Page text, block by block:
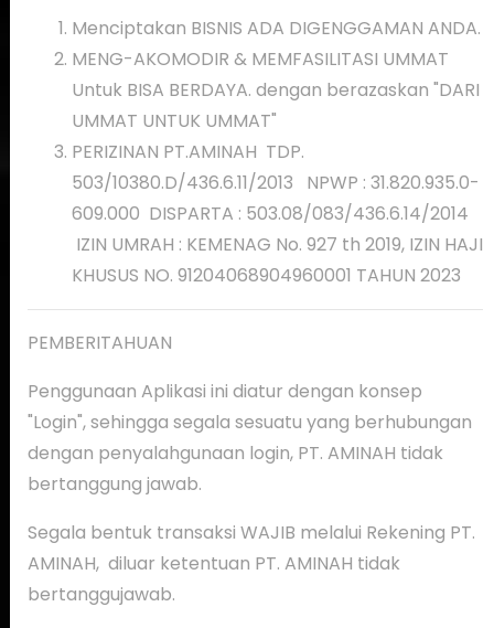
Menciptakan BISNIS ADA DIGENGGAMAN ANDA.
MENG-AKOMODIR & MEMFASILITASI UMMAT
Untuk BISA BERDAYA. dengan berazaskan "DARI
UMMAT UNTUK UMMAT"
PERIZINAN PT.AMINAH TDP.
503/10380.D/436.6.11/2013 NPWP : 31.820.935.0-
609.000 DISPARTA : 503.08/083/436.6.14/2014
IZIN UMRAH : KEMENAG No. 927 th 2019, IZIN HAJI
KHUSUS NO. 91204068904960001 TAHUN 2023
PEMBERITAHUAN
Penggunaan Aplikasi ini diatur dengan konsep
"Login", sehingga segala sesuatu yang berhubungan
dengan penyalahgunaan login, PT. AMINAH tidak
bertanggung jawab.
Segala bentuk transaksi WAJIB melalui Rekening PT.
AMINAH, diluar ketentuan PT. AMINAH tidak
bertanggujawab.